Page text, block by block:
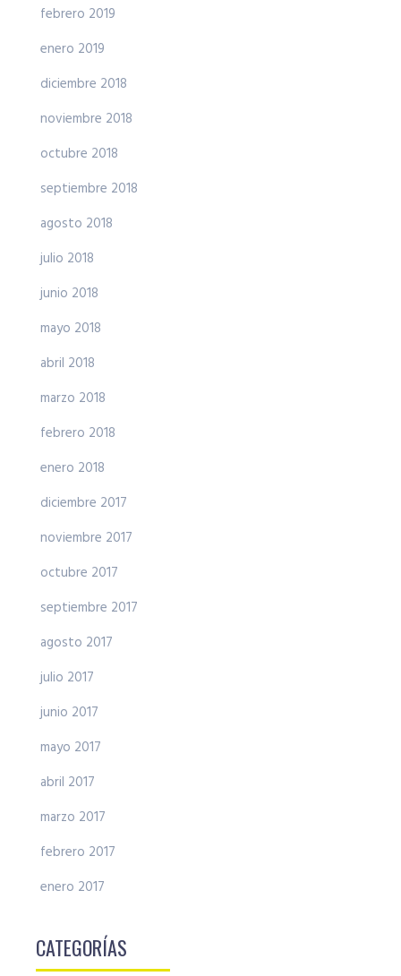
febrero 2019
enero 2019
diciembre 2018
noviembre 2018
octubre 2018
septiembre 2018
agosto 2018
julio 2018
junio 2018
mayo 2018
abril 2018
marzo 2018
febrero 2018
enero 2018
diciembre 2017
noviembre 2017
octubre 2017
septiembre 2017
agosto 2017
julio 2017
junio 2017
mayo 2017
abril 2017
marzo 2017
febrero 2017
enero 2017
CATEGORÍAS